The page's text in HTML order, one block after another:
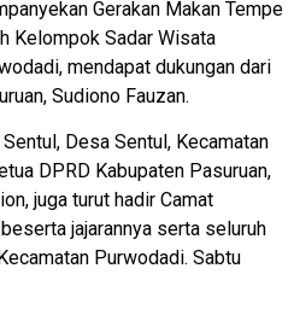
Gerakan Makan Tempe
Kelompok Sadar Wisata
mendapat dukungan dari
Sudiono Fauzan.
Desa Sentul, Kecamatan
DPRD Kabupaten Pasuruan,
juga turut hadir Camat
jajarannya serta seluruh
Purwodadi. Sabtu